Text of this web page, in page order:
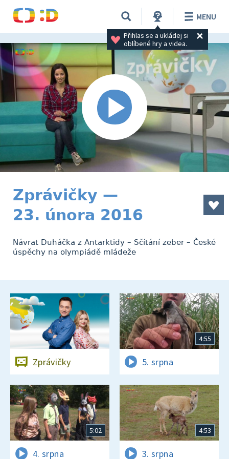
Přihlas se a ukládej si
oblíbené hry a videa.
MENU
Zprávičky —
23. února 2016
Návrat Duháčka z Antarktidy – Sčítání zeber – České
úspěchy na olympiádě mládeže
Zprávičky
4:55
5. srpna
5:02
4. srpna
4:53
3. srpna